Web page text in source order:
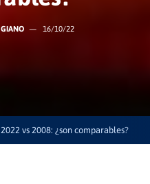
— 16/10/22
vs 2008: ¿son comparables?